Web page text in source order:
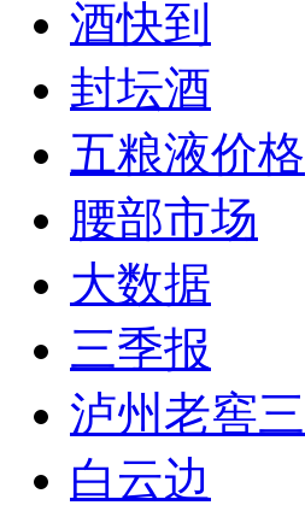
酒快到
封坛酒
五粮液价格
腰部市场
大数据
三季报
泸州老窖
白云边